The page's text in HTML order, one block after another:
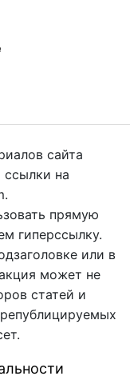
сайта
ссылки на
прямую
гиперссылку.
или в
может не
статей и